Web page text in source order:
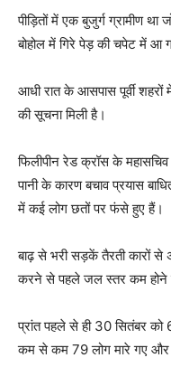
पीड़ितों में एक बुजुर्ग ग्रामीण
बोहोल में गिरे पेड़ की चपेट में आ
आधी रात के आसपास पूर्वी
की सूचना मिली है।
फिलीपीन रेड क्रॉस के
पानी के कारण बचाव प्रयास
में कई लोग छतों पर फंसे हुए हैं।
बाढ़ से भरी सड़कें तैरती कारों से
करने से पहले जल स्तर कम होने
प्रांत पहले से ही 30 सितंबर
कम से कम 79 लोग मारे गए और